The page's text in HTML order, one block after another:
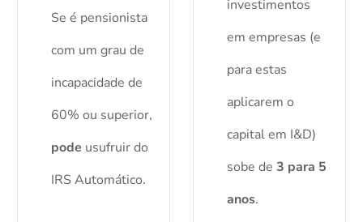
Se é pensionista
com um grau de
incapacidade de
60% ou superior,
pode usufruir do
IRS Automático.
investimentos
em empresas (e
para estas
aplicarem o
capital em I&D)
sobe de 3 para 5
anos.